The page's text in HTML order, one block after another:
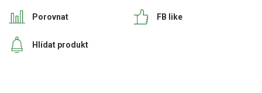
VARI malotraktory
Porovnat
Hlídat produkt
FB like